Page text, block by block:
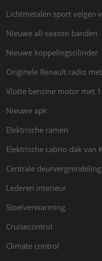
Lichtmetalen sport velgen
Nieuwe all-season banden
Nieuwe koppelingscilinder
Originele Renault radio
Vlotte benzine motor met
Nieuwe apk
Elektrische ramen
Elektrische cabrio dak van
Centrale deurvergrendeling
Lederen interieur
Stoelverwarming
Cruisecontrol
Climate control